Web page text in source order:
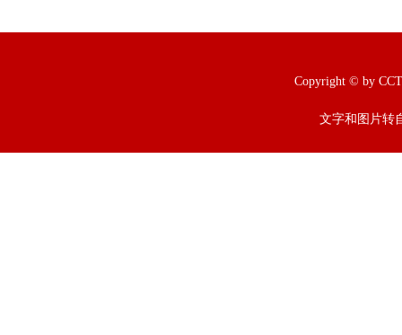
Copyright © by
文字和图片转